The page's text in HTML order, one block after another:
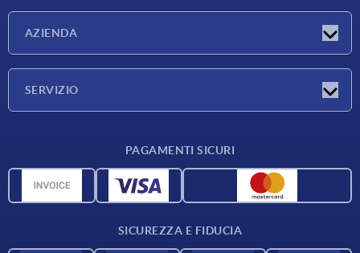
AZIENDA
SERVIZIO
Dati CAD
PAGAMENTI SICURI
SICUREZZA E FIDUCIA